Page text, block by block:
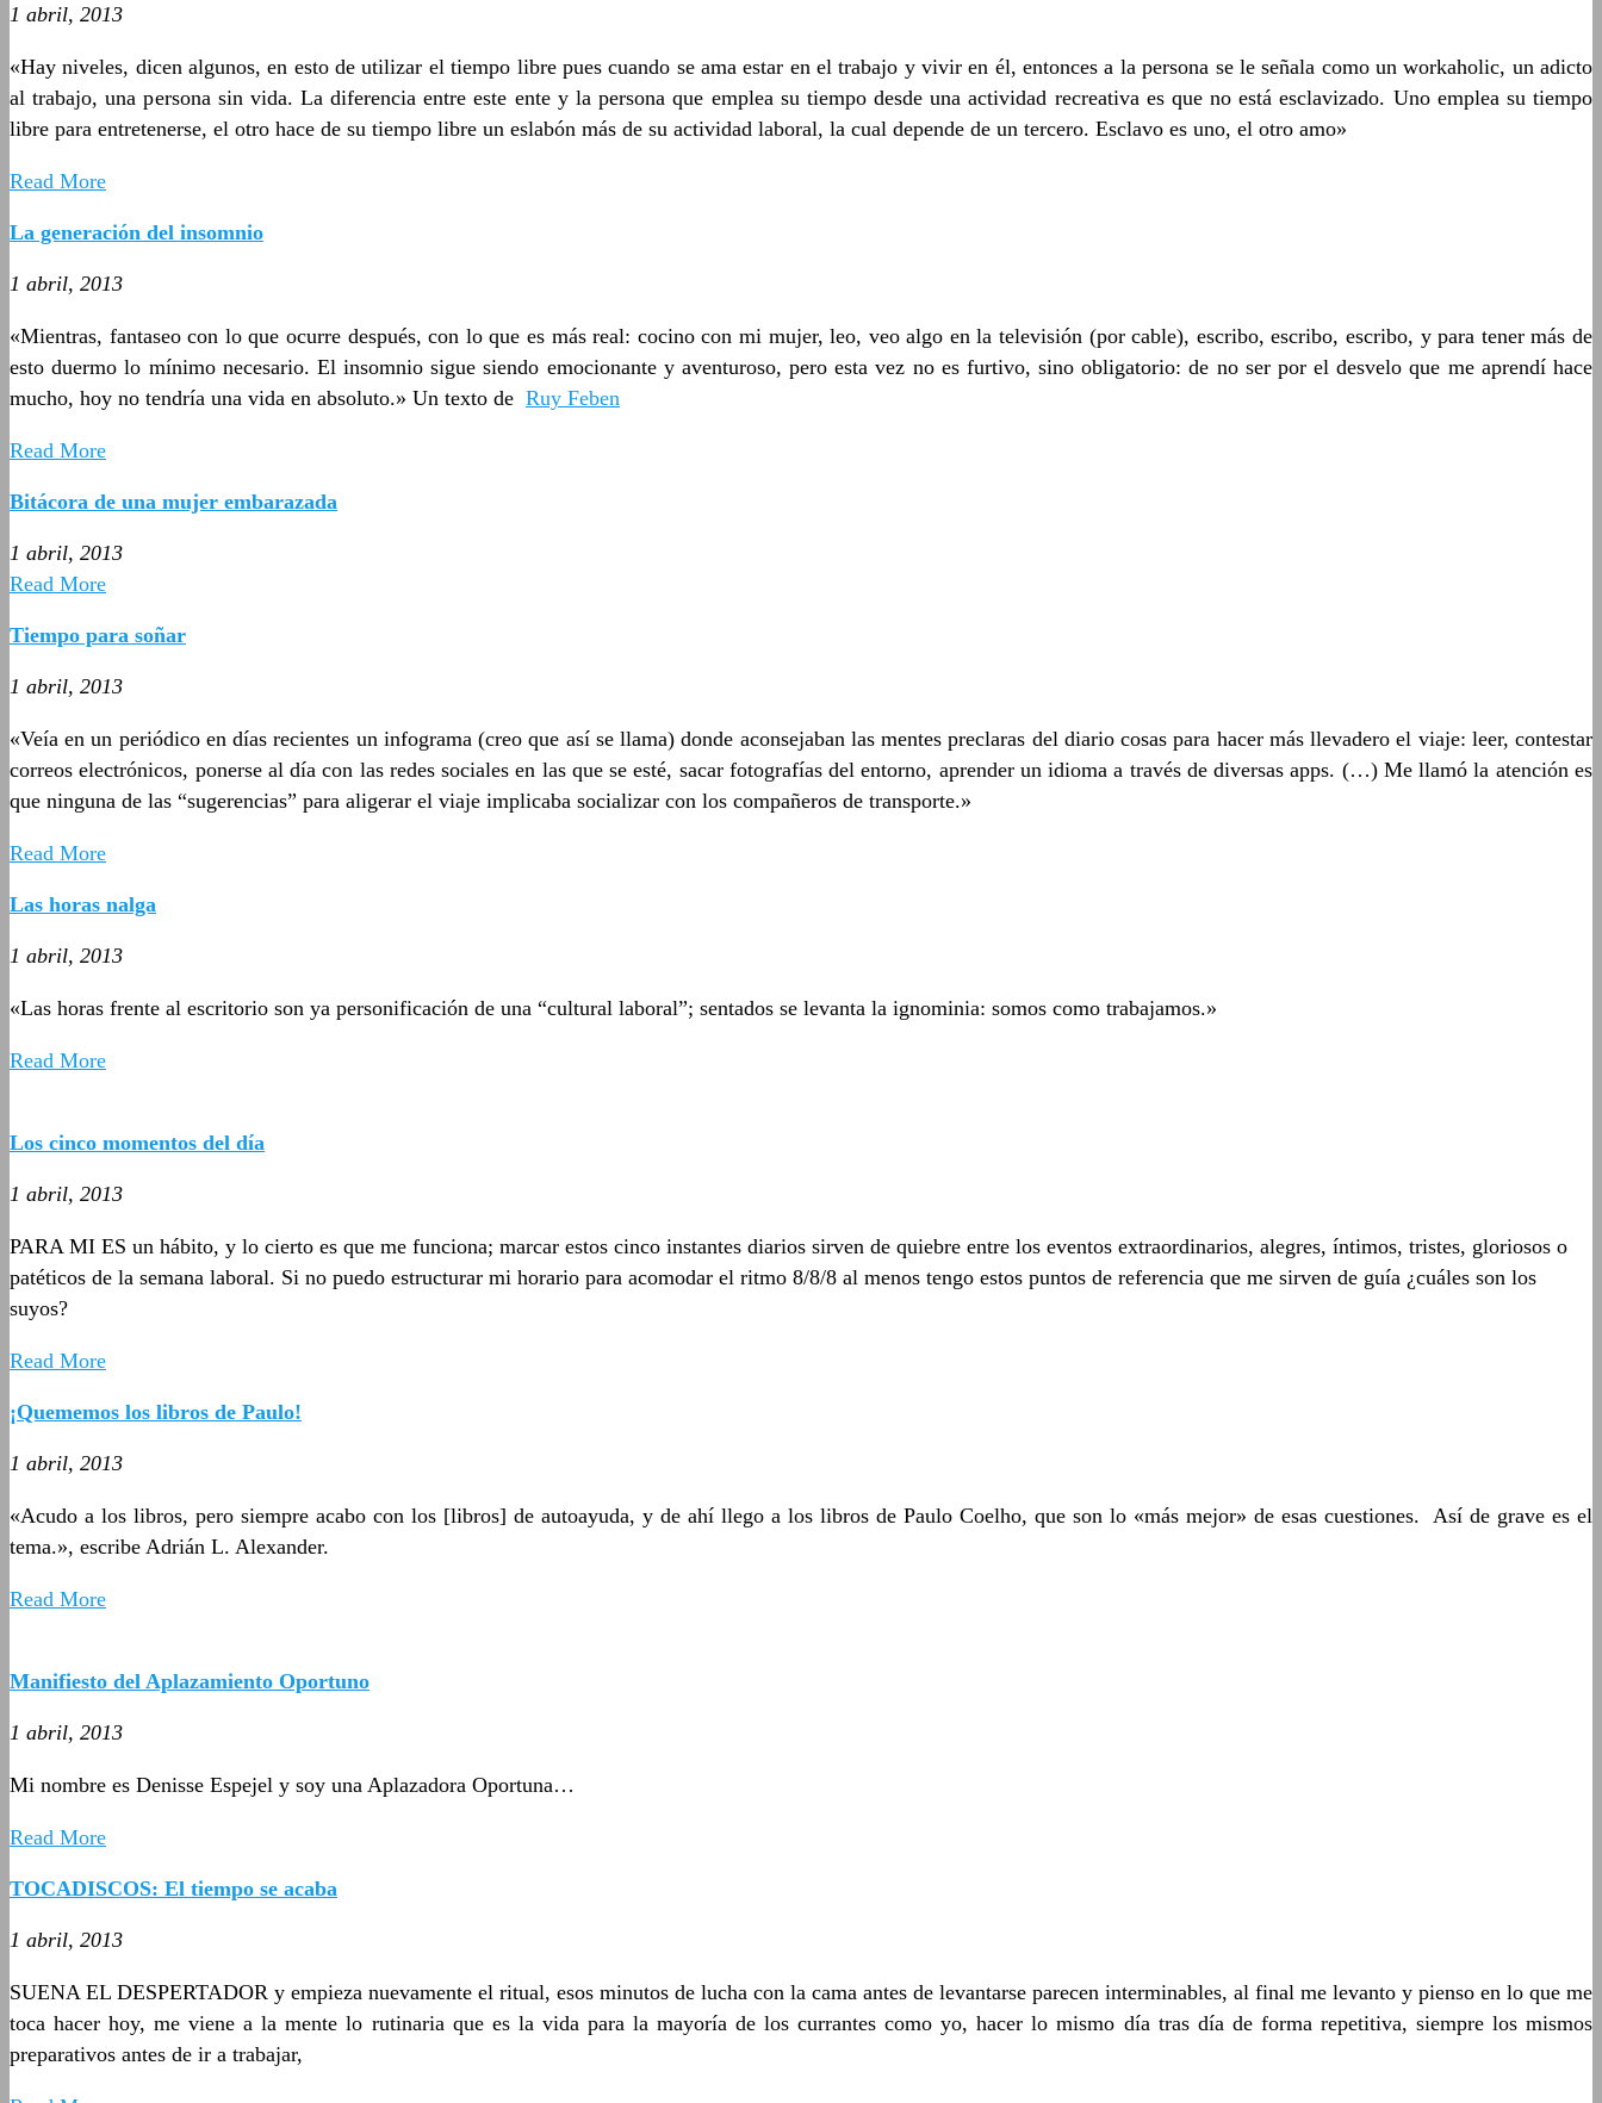
1 abril, 2013
«Hay niveles, dicen algunos, en esto de utilizar el tiempo libre pues cuando se ama estar en el trabajo y vivir en él, entonces a la persona se le señala como un workaholic, un adicto
al trabajo, una persona sin vida. La diferencia entre este ente y la persona que emplea su tiempo desde una actividad recreativa es que no está esclavizado. Uno emplea su tiempo
libre para entretenerse, el otro hace de su tiempo libre un eslabón más de su actividad laboral, la cual depende de un tercero. Esclavo es uno, el otro amo»
Read More
La generación del insomnio
1 abril, 2013
«Mientras, fantaseo con lo que ocurre después, con lo que es más real: cocino con mi mujer, leo, veo algo en la televisión (por cable), escribo, escribo, escribo, y para tener más de
esto duermo lo mínimo necesario. El insomnio sigue siendo emocionante y aventuroso, pero esta vez no es furtivo, sino obligatorio: de no ser por el desvelo que me aprendí hace
mucho, hoy no tendría una vida en absoluto.» Un texto de Ruy Feben
Read More
Bitácora de una mujer embarazada
1 abril, 2013
Read More
Tiempo para soñar
1 abril, 2013
«Veía en un periódico en días recientes un infograma (creo que así se llama) donde aconsejaban las mentes preclaras del diario cosas para hacer más llevadero el viaje: leer, contestar
correos electrónicos, ponerse al día con las redes sociales en las que se esté, sacar fotografías del entorno, aprender un idioma a través de diversas apps. (…) Me llamó la atención es
que ninguna de las “sugerencias” para aligerar el viaje implicaba socializar con los compañeros de transporte.»
Read More
Las horas nalga
1 abril, 2013
«Las horas frente al escritorio son ya personificación de una “cultural laboral”; sentados se levanta la ignominia: somos como trabajamos.»
Read More
Los cinco momentos del día
1 abril, 2013
PARA MI ES un hábito, y lo cierto es que me funciona; marcar estos cinco instantes diarios sirven de quiebre entre los eventos extraordinarios, alegres, íntimos, tristes, gloriosos o
patéticos de la semana laboral. Si no puedo estructurar mi horario para acomodar el ritmo 8/8/8 al menos tengo estos puntos de referencia que me sirven de guía ¿cuáles son los
suyos?
Read More
¡Quememos los libros de Paulo!
1 abril, 2013
«Acudo a los libros, pero siempre acabo con los [libros] de autoayuda, y de ahí llego a los libros de Paulo Coelho, que son lo «más mejor» de esas cuestiones. Así de grave es el
tema.», escribe Adrián L. Alexander.
Read More
Manifiesto del Aplazamiento Oportuno
1 abril, 2013
Mi nombre es Denisse Espejel y soy una Aplazadora Oportuna…
Read More
TOCADISCOS: El tiempo se acaba
1 abril, 2013
SUENA EL DESPERTADOR y empieza nuevamente el ritual, esos minutos de lucha con la cama antes de levantarse parecen interminables, al final me levanto y pienso en lo que me
toca hacer hoy, me viene a la mente lo rutinaria que es la vida para la mayoría de los currantes como yo, hacer lo mismo día tras día de forma repetitiva, siempre los mismos
preparativos antes de ir a trabajar,